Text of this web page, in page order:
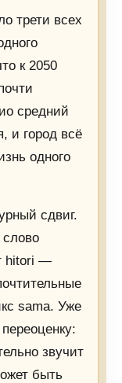
трети всех
к 2050
средний
и город всё
одного
сдвиг.
слово
hitori —
sama. Уже
звучит
быть